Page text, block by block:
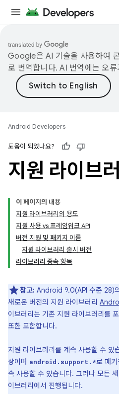
Google은 AI 기술을 사용하여
로 번역합니다. AI 번역에는 오
Android Developers
도움이 되었나요?
지원 라이브
이 페이지의 내용
지원 라이브러리의 용도
지원 사용 vs 프레임워크 API
버전 지원 및 패키지 이름
지원 라이브러리 출시 버전
라이브러리 종속 항목
참고: Android 9.0(API 수준 28)
새로운 버전의 지원 라이브러리
이브러리는 기존 지원 라이브러리를
또한 포함합니다.
지원 라이브러리를 계속 사용할 수 있
상이며 android.support.*로 패
속 사용할 수 있습니다. 그러나 모든
이브러리에서 진행됩니다.